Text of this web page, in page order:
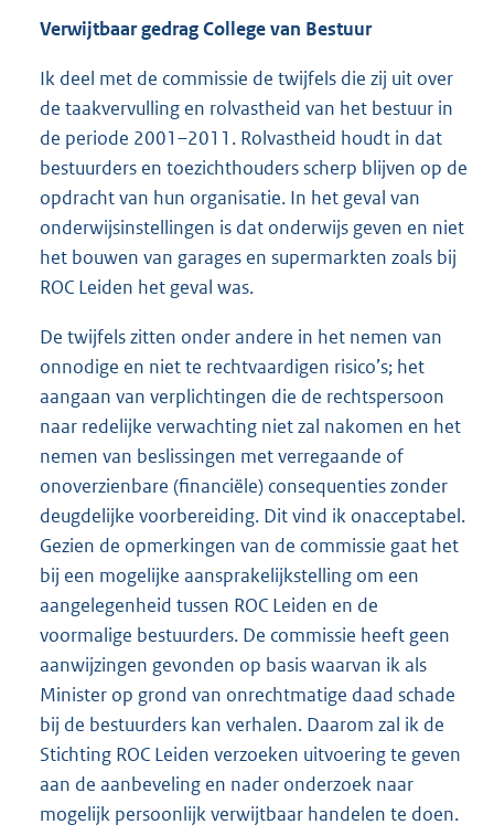
Verwijtbaar gedrag College van Bestuur
Ik deel met de commissie de twijfels die zij uit over
de taakvervulling en rolvastheid van het bestuur in
de periode 2001–2011. Rolvastheid houdt in dat
bestuurders en toezichthouders scherp blijven op de
opdracht van hun organisatie. In het geval van
onderwijsinstellingen is dat onderwijs geven en niet
het bouwen van garages en supermarkten zoals bij
ROC Leiden het geval was.
De twijfels zitten onder andere in het nemen van
onnodige en niet te rechtvaardigen risico’s; het
aangaan van verplichtingen die de rechtspersoon
naar redelijke verwachting niet zal nakomen en het
nemen van beslissingen met verregaande of
onoverzienbare (financiële) consequenties zonder
deugdelijke voorbereiding. Dit vind ik onacceptabel.
Gezien de opmerkingen van de commissie gaat het
bij een mogelijke aansprakelijkstelling om een
aangelegenheid tussen ROC Leiden en de
voormalige bestuurders. De commissie heeft geen
aanwijzingen gevonden op basis waarvan ik als
Minister op grond van onrechtmatige daad schade
bij de bestuurders kan verhalen. Daarom zal ik de
Stichting ROC Leiden verzoeken uitvoering te geven
aan de aanbeveling en nader onderzoek naar
mogelijk persoonlijk verwijtbaar handelen te doen.